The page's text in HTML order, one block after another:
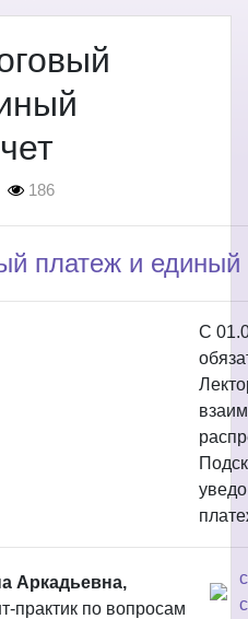
186
платеж и единый
С
Аркадьевна,
практик по вопросам